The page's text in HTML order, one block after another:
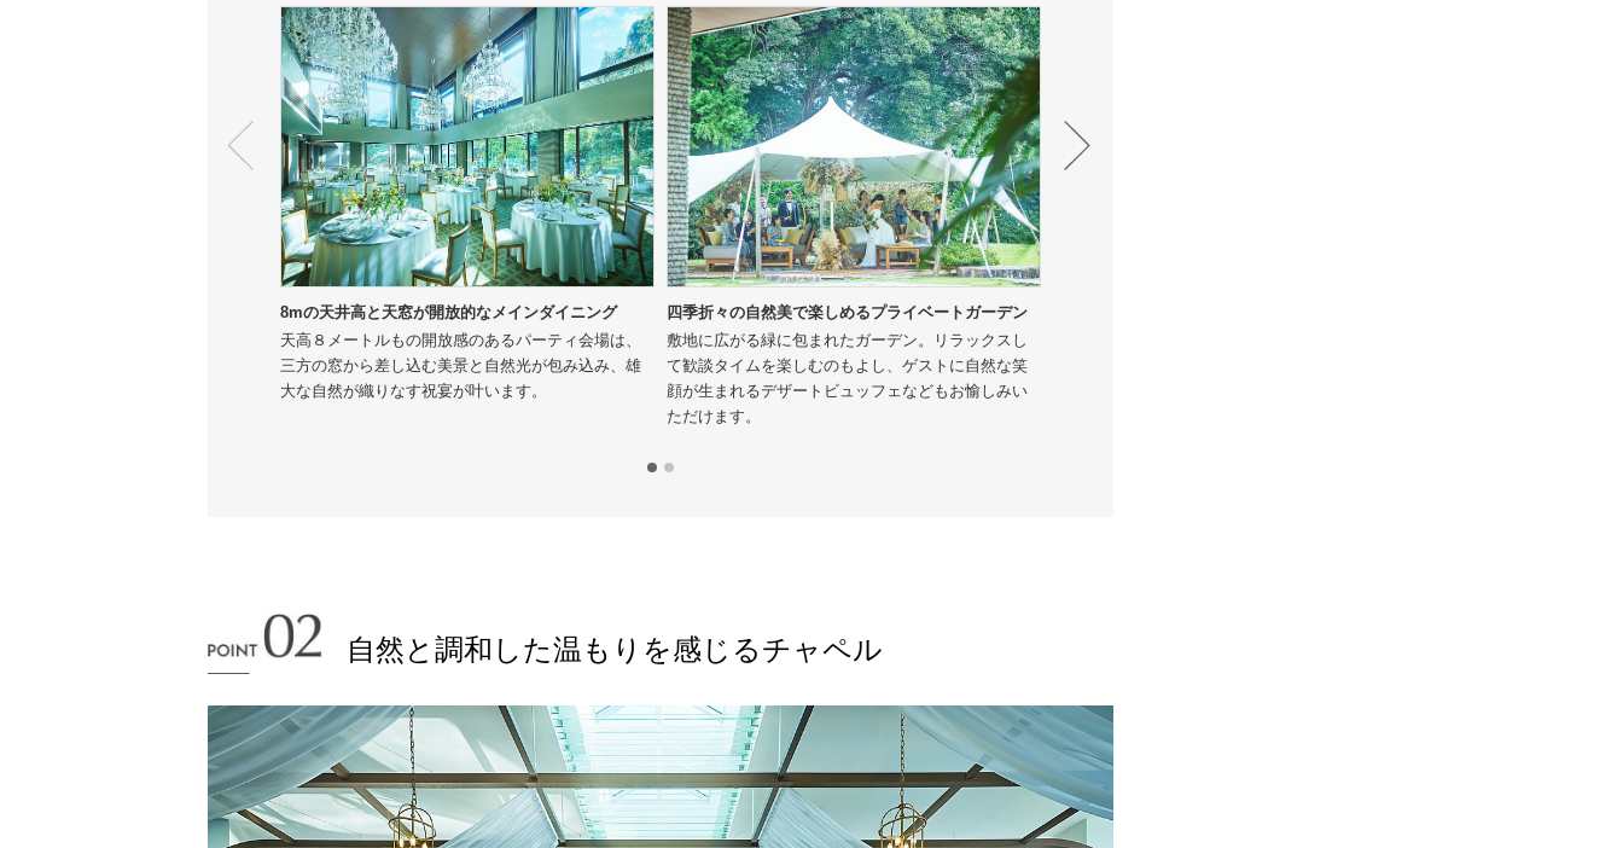
8mの天井高と天窓が開放的なメインダイニング
天高８メートルもの開放感のあるパーティ会場は、
三方の窓から差し込む美景と自然光が包み込み、雄
大な自然が織りなす祝宴が叶います。
四季折々の自然美で楽しめるプライベートガーデン
敷地に広がる緑に包まれたガーデン。リラックスし
て歓談タイムを楽しむのもよし、ゲストに自然な笑
顔が生まれるデザートビュッフェなどもお愉しみい
ただけます。
自然と調和した温もりを感じるチャペル